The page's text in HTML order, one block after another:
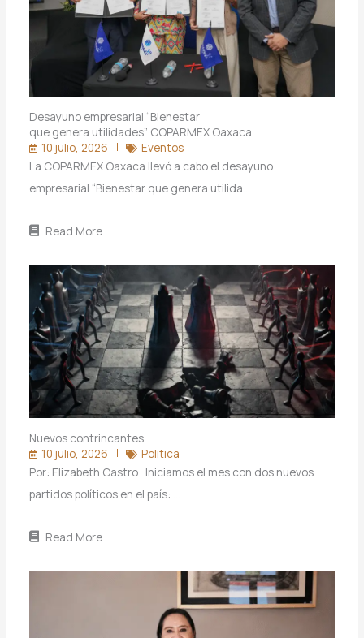
Desayuno empresarial “Bienestar
que genera utilidades” COPARMEX Oaxaca
10 julio, 2026
Eventos
La COPARMEX Oaxaca llevó a cabo el desayuno
empresarial “Bienestar que genera utilida…
Read More
Nuevos contrincantes
10 julio, 2026
Politica
Por: Elizabeth Castro Iniciamos el mes con dos nuevos
partidos políticos en el país: …
Read More